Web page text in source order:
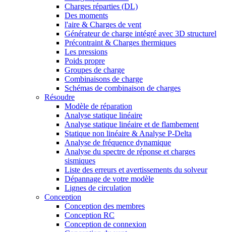
Charges réparties (DL)
Des moments
l'aire & Charges de vent
Générateur de charge intégré avec 3D structurel
Précontraint & Charges thermiques
Les pressions
Poids propre
Groupes de charge
Combinaisons de charge
Schémas de combinaison de charges
Résoudre
Modèle de réparation
Analyse statique linéaire
Analyse statique linéaire et de flambement
Statique non linéaire & Analyse P-Delta
Analyse de fréquence dynamique
Analyse du spectre de réponse et charges
sismiques
Liste des erreurs et avertissements du solveur
Dépannage de votre modèle
Lignes de circulation
Conception
Conception des membres
Conception RC
Conception de connexion